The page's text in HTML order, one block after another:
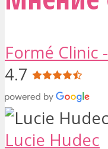
Formé Clinic
4.7
Lucie Hudec